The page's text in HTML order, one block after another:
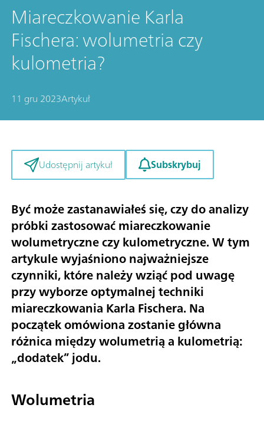
Miareczkowanie Karla
Fischera: wolumetria czy
kulometria?
11 gru 2023Artykuł
Udostępnij artykuł Subskrybuj
Być może zastanawiałeś się, czy do analizy
próbki zastosować miareczkowanie
wolumetryczne czy kulometryczne. W tym
artykule wyjaśniono najważniejsze
czynniki, które należy wziąć pod uwagę
przy wyborze optymalnej techniki
miareczkowania Karla Fischera. Na
początek omówiona zostanie główna
różnica między wolumetrią a kulometrią:
„dodatek” jodu.
Wolumetria